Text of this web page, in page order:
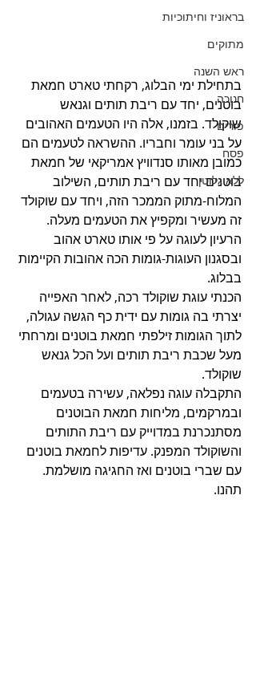
בראוניז וחיתוכיות
מתוקים
ראש השנה
חנוכה
פורים
פסח
ללא גלוטן
בתחילת ימי הבלוג, רקחתי טארט חמאת
בוטנים, יחד עם ריבת תותים וגנאש
שוקולד. בזמנו, אלה היו הטעמים האהובים
על בני עומר וחבריו. ההשראה לטעמים הם
כמובן מאותו סנדוויץ אמריקאי של חמאת
בוטנים יחד עם ריבת תותים, השילוב
המלוח-מתוק הממכר הזה, ויחד עם שוקולד
זה מעשיר ומקפיץ את הטעמים מעלה.
הרעיון לעוגה על פי אותו טארט אהוב
ובסגנון העוגות-גומות הכה אהובות הקיימות
בבלוג.
הכנתי עוגת שוקולד רכה, לאחר האפייה
יצרתי בה גומות עם ידית כף הגשה עגולה,
לתוך הגומות זילפתי חמאת בוטנים ומרחתי
מעל שכבת ריבת תותים ועל הכל גנאש
שוקולד.
התקבלה עוגה נפלאה, עשירה בטעמים
ובמרקמים, מליחות חמאת הבוטנים
מסתנכרנת במדוייק עם ריבת התותים
והשוקולד המפנק. עדיפות לחמאת בוטנים
עם שברי בוטנים ואז החגיגה מושלמת.
תהנו.